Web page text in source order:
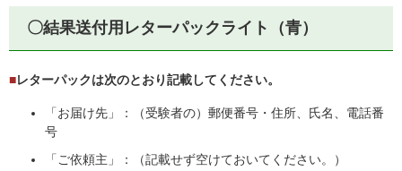
〇結果送付用レターパックライト（青）
■レターパックは次のとおり記載してください。
「お届け先」：（受験者の）郵便番号・住所、氏名、電話番
号
「ご依頼主」：（記載せず空けておいてください。）